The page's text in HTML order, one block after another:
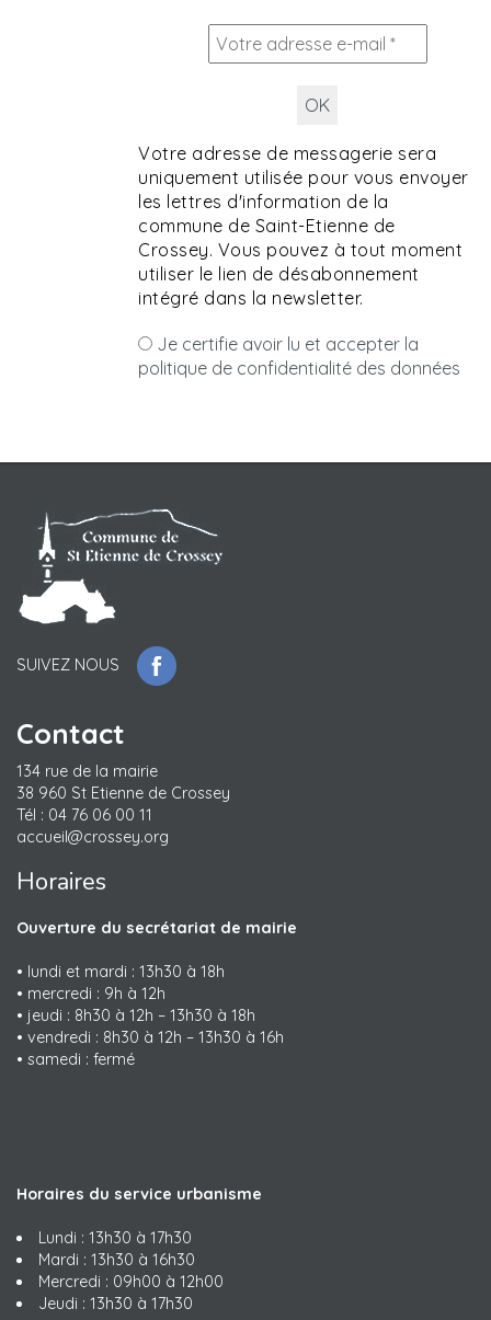
Votre adresse de messagerie sera
uniquement utilisée pour vous envoyer
les lettres d'information de la
commune de Saint-Etienne de
Crossey. Vous pouvez à tout moment
utiliser le lien de désabonnement
intégré dans la newsletter.
Je certifie avoir lu et accepter la
politique de confidentialité des données
SUIVEZ NOUS
Contact
134 rue de la mairie
38 960 St Etienne de Crossey
Tél : 04 76 06 00 11
accueil@crossey.org
Horaires
Ouverture du secrétariat de mairie
• lundi et mardi : 13h30 à 18h
• mercredi : 9h à 12h
• jeudi : 8h30 à 12h – 13h30 à 18h
• vendredi : 8h30 à 12h – 13h30 à 16h
• samedi : fermé
Horaires du service urbanisme
Lundi : 13h30 à 17h30
Mardi : 13h30 à 16h30
Mercredi : 09h00 à 12h00
Jeudi : 13h30 à 17h30